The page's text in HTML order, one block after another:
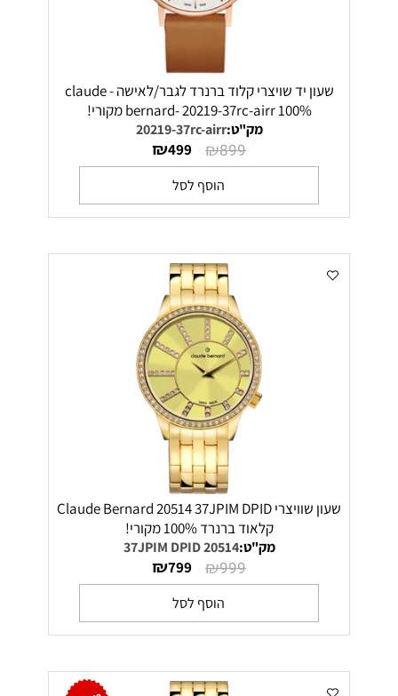
שעון יד שויצרי קלוד ברנרד לגבר/לאישה claude -
bernard- 20219-37rc-airr 100% מקורי!
מק"ט:20219-37rc-airr
₪899
₪499
הוסף לסל
שעון שוויצרי Claude Bernard 20514 37JPIM DPID
קלאוד ברנרד 100% מקורי!
מק"ט:20514 37JPIM DPID
₪999
₪799
הוסף לסל